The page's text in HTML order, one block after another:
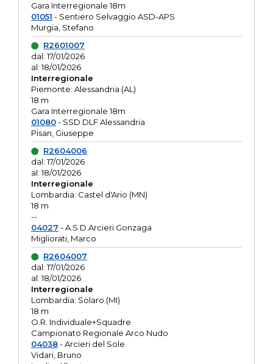
Gara Interregionale 18m
01051 - Sentiero Selvaggio ASD-APS
Murgia, Stefano
R2601007
dal: 17/01/2026
al: 18/01/2026
Interregionale
Piemonte: Alessandria (AL)
18 m
Gara Interregionale 18m
01080- SSD DLF Alessandria
Pisan, Giuseppe
R2604006
dal: 17/01/2026
al: 18/01/2026
Interregionale
Lombardia: Castel d'Ario (MN)
18 m
--
04027 - A.S.D.Arcieri Gonzaga
Migliorati, Marco
R2604007
dal: 17/01/2026
al: 18/01/2026
Interregionale
Lombardia: Solaro (MI)
18 m
O.R. Individuale+Squadre
Campionato Regionale Arco Nudo
04038- Arcieri del Sole
Vidari, Bruno